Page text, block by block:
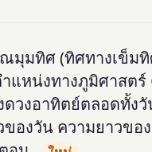
มุมทิศ (ทิศทางเข็มทิ
แหน่งทางภูมิศาส
วงอาทิตย์ตลอดทั้ง
องวัน ความยาวข